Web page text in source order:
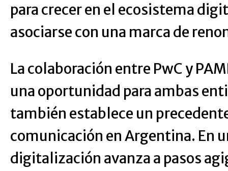
para crecer en el ecosistema
asociarse con una marca de
La colaboración entre PwC y
una oportunidad para ambas
también establece un
comunicación en Argentina. En
digitalización avanza a pasos